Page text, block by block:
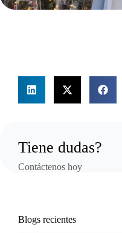
Tiene dudas?
Contáctenos hoy
Blogs recientes